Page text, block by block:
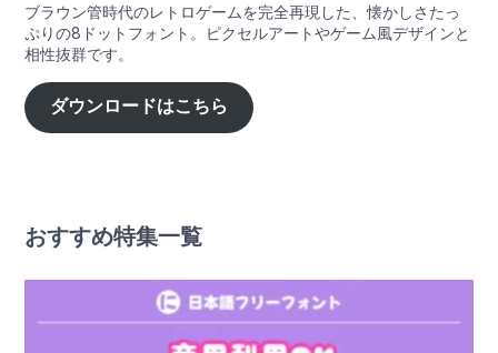
ブラウン管時代のレトロゲームを完全再現した、懐かしさたっ
ぷりの8ドットフォント。ピクセルアートやゲーム風デザインと
相性抜群です。
ダウンロードはこちら
おすすめ特集一覧